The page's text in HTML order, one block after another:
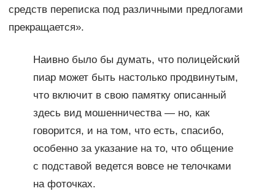
средств переписка под различными предлогами
прекращается».
Наивно было бы думать, что полицейский
пиар может быть настолько продвинутым,
что включит в свою памятку описанный
здесь вид мошенничества — но, как
говорится, и на том, что есть, спасибо,
особенно за указание на то, что общение
с подставой ведется вовсе не телочками
на фоточках.